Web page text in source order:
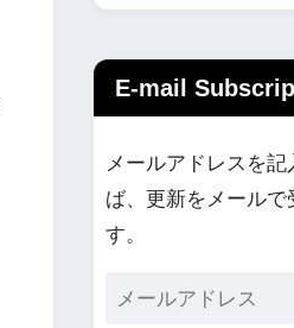
E-mail
メールアドレスを
ば、更新をメールで
す。